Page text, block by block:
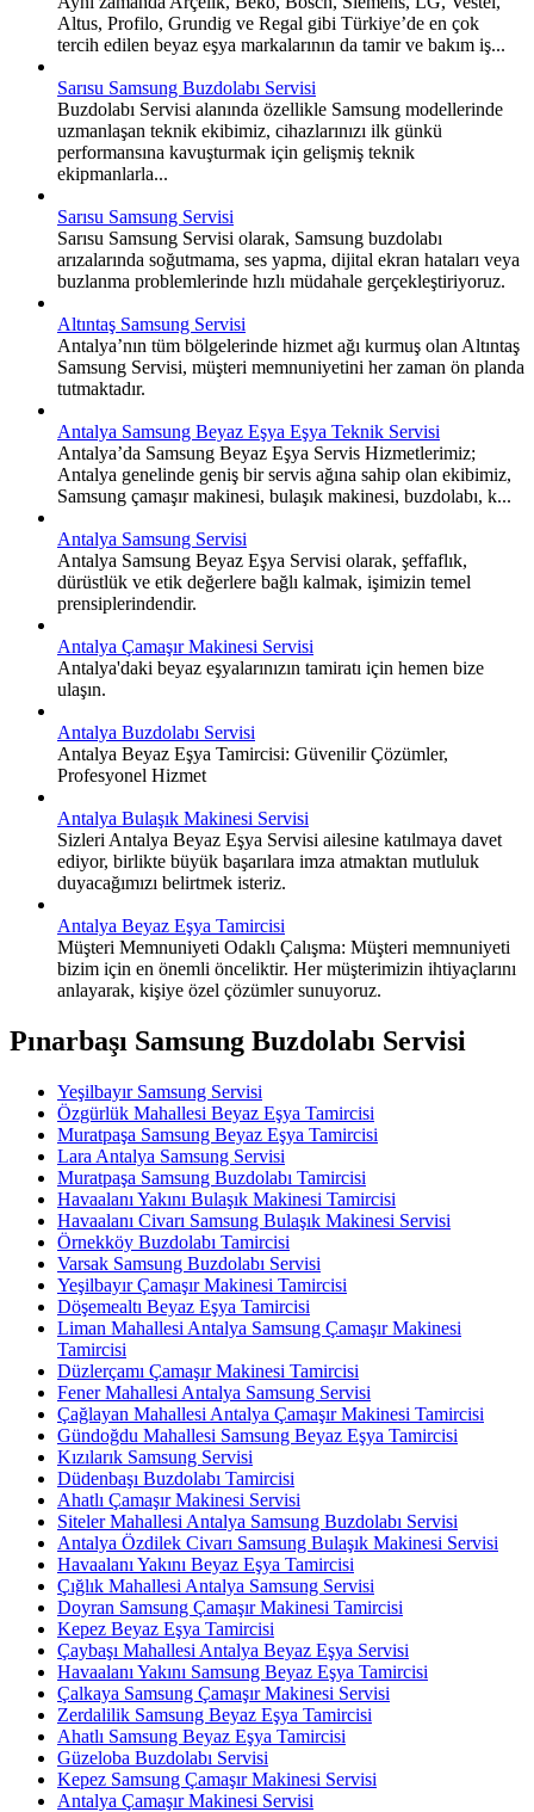
Altus, Profilo, Grundig ve Regal gibi Türkiye’de en çok
tercih edilen beyaz eşya markalarının da tamir ve bakım iş...
Sarısu Samsung Buzdolabı Servisi
Buzdolabı Servisi alanında özellikle Samsung modellerinde
uzmanlaşan teknik ekibimiz, cihazlarınızı ilk günkü
performansına kavuşturmak için gelişmiş teknik
ekipmanlarla...
Sarısu Samsung Servisi
Sarısu Samsung Servisi olarak, Samsung buzdolabı
arızalarında soğutmama, ses yapma, dijital ekran hataları veya
buzlanma problemlerinde hızlı müdahale gerçekleştiriyoruz.
Altıntaş Samsung Servisi
Antalya’nın tüm bölgelerinde hizmet ağı kurmuş olan Altıntaş
Samsung Servisi, müşteri memnuniyetini her zaman ön planda
tutmaktadır.
Antalya Samsung Beyaz Eşya Eşya Teknik Servisi
Antalya’da Samsung Beyaz Eşya Servis Hizmetlerimiz;
Antalya genelinde geniş bir servis ağına sahip olan ekibimiz,
Samsung çamaşır makinesi, bulaşık makinesi, buzdolabı, k...
Antalya Samsung Servisi
Antalya Samsung Beyaz Eşya Servisi olarak, şeffaflık,
dürüstlük ve etik değerlere bağlı kalmak, işimizin temel
prensiplerindendir.
Antalya Çamaşır Makinesi Servisi
Antalya'daki beyaz eşyalarınızın tamiratı için hemen bize
ulaşın.
Antalya Buzdolabı Servisi
Antalya Beyaz Eşya Tamircisi: Güvenilir Çözümler,
Profesyonel Hizmet
Antalya Bulaşık Makinesi Servisi
Sizleri Antalya Beyaz Eşya Servisi ailesine katılmaya davet
ediyor, birlikte büyük başarılara imza atmaktan mutluluk
duyacağımızı belirtmek isteriz.
Antalya Beyaz Eşya Tamircisi
Müşteri Memnuniyeti Odaklı Çalışma: Müşteri memnuniyeti
bizim için en önemli önceliktir. Her müşterimizin ihtiyaçlarını
anlayarak, kişiye özel çözümler sunuyoruz.
Pınarbaşı Samsung Buzdolabı Servisi
Yeşilbayır Samsung Servisi
Özgürlük Mahallesi Beyaz Eşya Tamircisi
Muratpaşa Samsung Beyaz Eşya Tamircisi
Lara Antalya Samsung Servisi
Muratpaşa Samsung Buzdolabı Tamircisi
Havaalanı Yakını Bulaşık Makinesi Tamircisi
Havaalanı Civarı Samsung Bulaşık Makinesi Servisi
Örnekköy Buzdolabı Tamircisi
Varsak Samsung Buzdolabı Servisi
Yeşilbayır Çamaşır Makinesi Tamircisi
Döşemealtı Beyaz Eşya Tamircisi
Liman Mahallesi Antalya Samsung Çamaşır Makinesi
Tamircisi
Düzlerçamı Çamaşır Makinesi Tamircisi
Fener Mahallesi Antalya Samsung Servisi
Çağlayan Mahallesi Antalya Çamaşır Makinesi Tamircisi
Gündoğdu Mahallesi Samsung Beyaz Eşya Tamircisi
Kızılarık Samsung Servisi
Düdenbaşı Buzdolabı Tamircisi
Ahatlı Çamaşır Makinesi Servisi
Siteler Mahallesi Antalya Samsung Buzdolabı Servisi
Antalya Özdilek Civarı Samsung Bulaşık Makinesi Servisi
Havaalanı Yakını Beyaz Eşya Tamircisi
Çığlık Mahallesi Antalya Samsung Servisi
Doyran Samsung Çamaşır Makinesi Tamircisi
Kepez Beyaz Eşya Tamircisi
Çaybaşı Mahallesi Antalya Beyaz Eşya Servisi
Havaalanı Yakını Samsung Beyaz Eşya Tamircisi
Çalkaya Samsung Çamaşır Makinesi Servisi
Zerdalilik Samsung Beyaz Eşya Tamircisi
Ahatlı Samsung Beyaz Eşya Tamircisi
Güzeloba Buzdolabı Servisi
Kepez Samsung Çamaşır Makinesi Servisi
Antalya Çamaşır Makinesi Servisi